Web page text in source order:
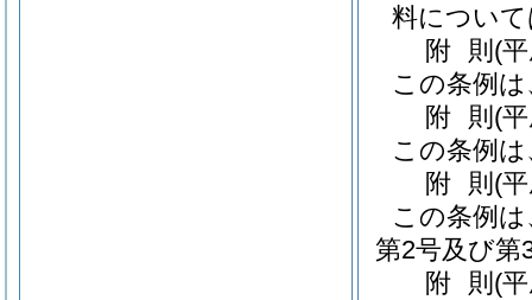
料につい
附 則 (
この条例
附 則 (
この条例
附 則 (
この条例
第2号及び第
附 則 (